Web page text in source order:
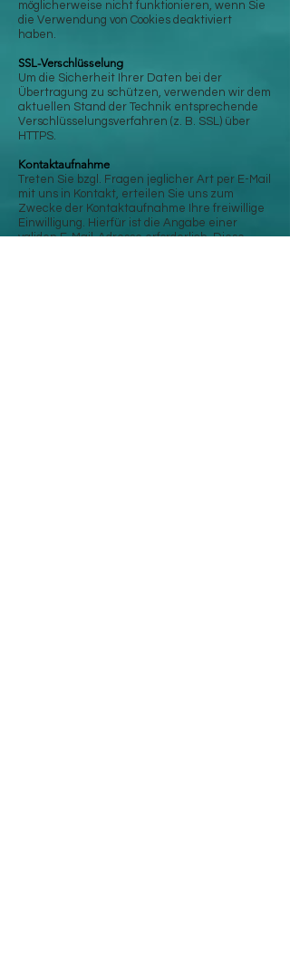
möglicherweise nicht funktionieren, wenn Sie
die Verwendung von Cookies deaktiviert
haben.
SSL-Verschlüsselung
Um die Sicherheit Ihrer Daten bei der
Übertragung zu schützen, verwenden wir dem
aktuellen Stand der Technik entsprechende
Verschlüsselungsverfahren (z. B. SSL) über
HTTPS.
Kontaktaufnahme
Treten Sie bzgl. Fragen jeglicher Art per E-Mail
mit uns in Kontakt, erteilen Sie uns zum
Zwecke der Kontaktaufnahme Ihre freiwillige
Einwilligung. Hierfür ist die Angabe einer
validen E-Mail-Adresse erforderlich. Diese